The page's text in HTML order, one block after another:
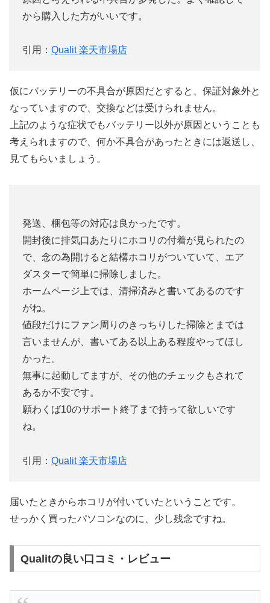
から購入した方がいいです。
引用： Qualit 楽天市場店
仮にバッテリーの不具合が原因だとすると、保証対象外と
なっていますので、交換などは受けられません。
上記のような症状でもバッテリー以外が原因ということも
考えられますので、何か不具合があったときには返送し、
見てもらいましょう。
発送、梱包等の対応は良かったです。
開封後に排気口あたりにホコリの付着が見られたの
で、念の為開けると結構ホコリがついていて、エア
ダスターで簡単に掃除しました。
ホームページ上では、清掃済みと書いてあるのです
がね。
値段だけにファン周りのきっちりした掃除とまでは
言いませんが、書いてある以上ある程度やってほし
かった。
無事に起動してますが、その他のチェックもされて
あるか不安です。
願わくば10のサポート終了まで持って欲しいです
ね。
引用： Qualit 楽天市場店
届いたときからホコリが付いていたということです。
せっかく買ったパソコンなのに、少し残念ですね。
Qualitの良い口コミ・レビュー